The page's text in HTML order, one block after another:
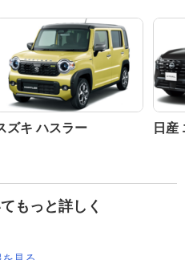
ズキ ハスラー 日産
もっと詳しく